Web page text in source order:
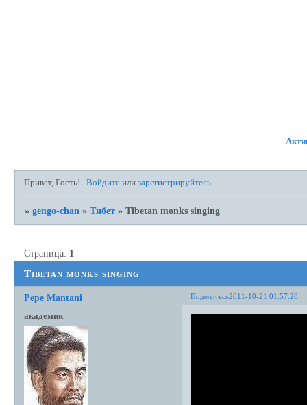
Привет, Гость! Войдите илизарегистрируйтесь.
»gengo-chan »Тибет »Tibetan monks singing
Tibetan monks singing
Страница: 1
Поделиться2011-10-21 01:57:28
Pepe Mantani
академик